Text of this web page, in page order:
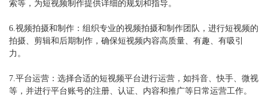
索等，为短视频制作提供详细的规划和指导。
6.视频拍摄和制作：组织专业的视频拍摄和制作团队，进行短视频的
拍摄、剪辑和后期制作，确保短视频内容高质量、有趣、有吸引
力。
7.平台运营：选择合适的短视频平台进行运营，如抖音、快手、微视
等，并进行平台账号的注册、认证、内容和推广等日常运营工作。